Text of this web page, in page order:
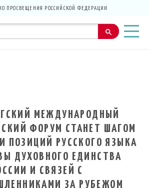
ПРОСВЕЩЕНИЯ РОССИЙСКОЙ ФЕДЕРАЦИИ
МЕЖДУНАРОДНЫЙ
ФОРУМ СТАНЕТ ШАГОМ
ПОЗИЦИЙ РУССКОГО ЯЗЫКА
ДУХОВНОГО ЕДИНСТВА
И СВЯЗЕЙ С
ЗА РУБЕЖОМ